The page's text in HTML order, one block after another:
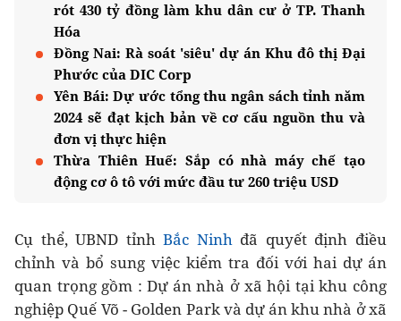
rót 430 tỷ đồng làm khu dân cư ở TP. Thanh
Hóa
Đồng Nai: Rà soát 'siêu' dự án Khu đô thị Đại
Phước của DIC Corp
Yên Bái: Dự ước tổng thu ngân sách tỉnh năm
2024 sẽ đạt kịch bản về cơ cấu nguồn thu và
đơn vị thực hiện
Thừa Thiên Huế: Sắp có nhà máy chế tạo
động cơ ô tô với mức đầu tư 260 triệu USD
Cụ thể, UBND tỉnhBắc Ninh đã quyết định điều
chỉnh và bổ sung việc kiểm tra đối với hai dự án
quan trọng gồm : Dự án nhà ở xã hội tại khu công
nghiệp Quế Võ - Golden Park và dự án khu nhà ở xã